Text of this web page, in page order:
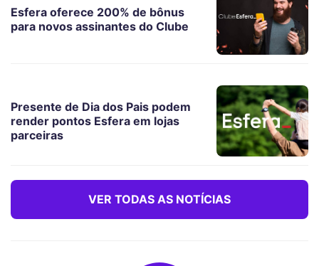
Esfera oferece 200% de bônus
para novos assinantes do Clube
Presente de Dia dos Pais podem
render pontos Esfera em lojas
parceiras
VER TODAS AS NOTÍCIAS